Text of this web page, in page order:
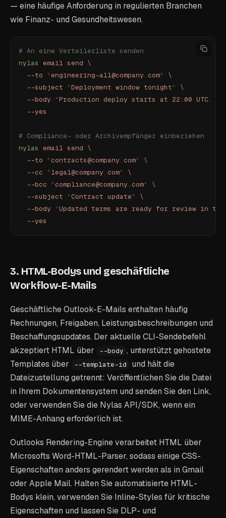
— eine häufige Anforderung in regulierten Branchen
wie Finanz- und Gesundheitswesen.
# An eine Verteilerliste senden
nylas email send \
  --to
"engineering-all@company.com"
\
  --subject
"Deployment window tonight"
\
  --body
"Production deploy starts at 22:00 UTC.
  --yes
# Compliance- oder Archivempfänger einbeziehen
nylas email send \
  --to
"contracts@company.com"
\
  --cc
" legal@company.com"
\
  --bcc
"compliance@company.com"
\
  --subject
"Contract update"
\
  --body
"Updated terms are ready for review in
  --yes
3. HTML-Bodys und geschäftliche
Workflow-E-Mails
Geschäftliche Outlook-E-Mails enthalten häufig
Rechnungen, Freigaben, Leistungsbeschreibungen und
Beschaffungsupdates. Der aktuelle CLI-Sendebefehl
akzeptiert HTML über
--body , unterstützt gehostete
Templates über
--template-id
und hält die
Dateizustellung getrennt: Veröffentlichen Sie die Datei
in Ihrem Dokumentensystem und senden Sie den Link,
oder verwenden Sie die Nylas API/SDK, wenn ein
MIME-Anhang erforderlich ist.
Outlooks Rendering-Engine verarbeitet HTML über
Microsofts Word-HTML-Parser, sodass einige CSS-
Eigenschaften anders gerendert werden als in Gmail
oder Apple Mail. Halten Sie automatisierte HTML-
Bodys klein, verwenden Sie Inline-Styles für kritische
Eigenschaften und lassen Sie DLP- und